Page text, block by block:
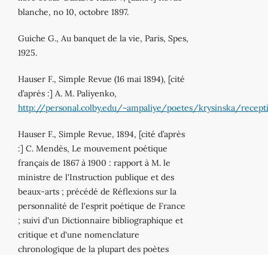
blanche, no 10, octobre 1897.
Guiche G., Au banquet de la vie, Paris, Spes,
1925.
Hauser F., Simple Revue (16 mai 1894), [cité
d’après :] A. M. Paliyenko,
http://personal.colby.edu/~ampaliye/poetes/krysinska/
Hauser F., Simple Revue, 1894, [cité d’après
:] C. Mendès, Le mouvement poétique
français de 1867 à 1900 : rapport à M. le
ministre de l'Instruction publique et des
beaux‐arts ; précédé de Réflexions sur la
personnalité de l'esprit poétique de France
; suivi d'un Dictionnaire bibliographique et
critique et d'une nomenclature
chronologique de la plupart des poètes